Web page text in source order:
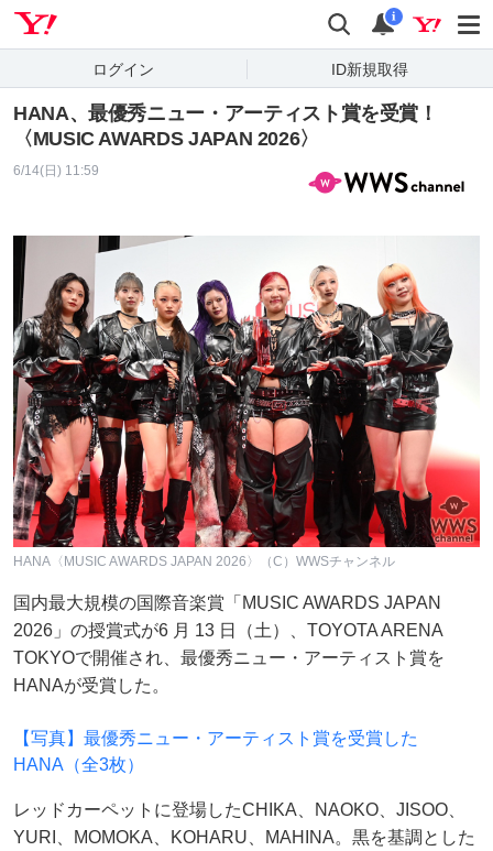
検索 通知
i
ログイン ID新規取得
HANA、最優秀ニュー・アーティスト賞を受賞！
〈MUSIC AWARDS JAPAN 2026〉
6/14(日) 11:59
HANA〈MUSIC AWARDS JAPAN 2026〉（C）WWSチャンネル
国内最大規模の国際音楽賞「MUSIC AWARDS JAPAN
2026」の授賞式が6 月 13 日（土）、TOYOTA ARENA
TOKYOで開催され、最優秀ニュー・アーティスト賞を
HANAが受賞した。
【写真】最優秀ニュー・アーティスト賞を受賞した
HANA（全3枚）
レッドカーペットに登場したCHIKA、NAOKO、JISOO、
YURI、MOMOKA、KOHARU、MAHINA。黒を基調とした